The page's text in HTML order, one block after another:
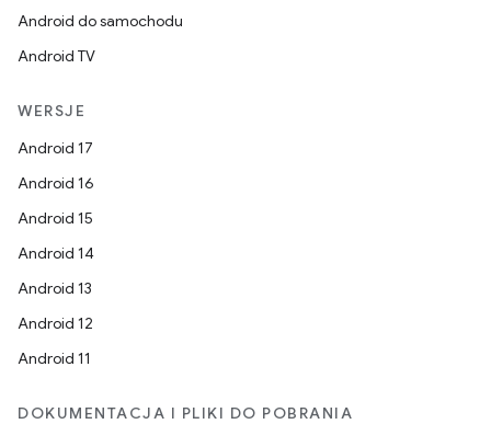
Android do samochodu
Android TV
WERSJE
Android 17
Android 16
Android 15
Android 14
Android 13
Android 12
Android 11
DOKUMENTACJA I PLIKI DO POBRANIA